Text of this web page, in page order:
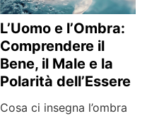
L’Uomo e l’Ombra:
Comprendere il
Bene, il Male e la
Polarità dell’Essere
Cosa ci insegna l’ombra